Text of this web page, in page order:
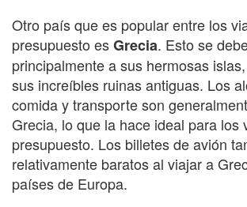
Otro país que es popular entre los
presupuesto esGrecia. Esto se
principalmente a sus hermosas
sus increíbles ruinas antiguas. Los
comida y transporte son
Grecia, lo que la hace ideal para los
presupuesto. Los billetes de avión
relativamente baratos al viajar a
países de Europa.